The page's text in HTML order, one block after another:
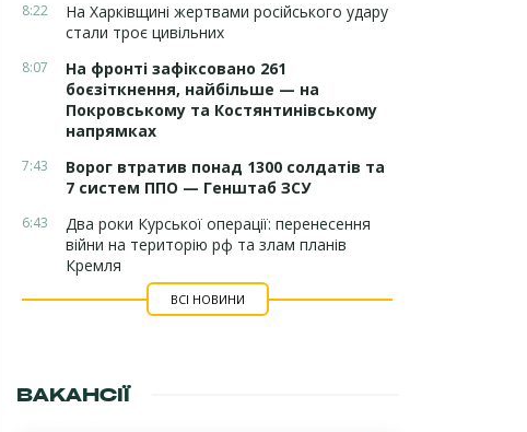
8:22
На Харківщині жертвами російського удару
стали троє цивільних
8:07
На фронті зафіксовано 261
боєзіткнення, найбільше — на
Покровському та Костянтинівському
напрямках
7:43
Ворог втратив понад 1300 солдатів та
7 систем ППО — Генштаб ЗСУ
6:43
Два роки Курської операції: перенесення
війни на територію рф та злам планів
Кремля
ВСІ НОВИНИ
ВАКАНСІЇ